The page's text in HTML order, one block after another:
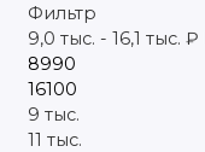
Фильтр
9,0 тыс. - 16,1 тыс. ₽
9 тыс.
11 тыс.
Бильярд